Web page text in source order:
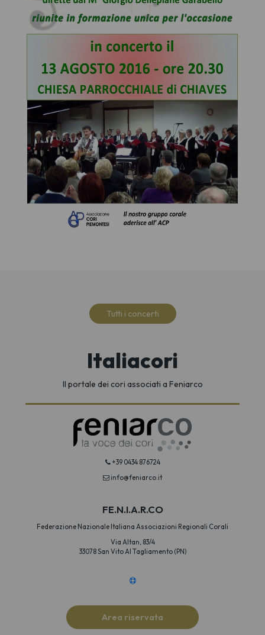
Tutti i concerti
Italiacori
Il portale dei cori associati a Feniarco
+39 0434 876724
info@feniarco.it
FE.N.I.A.R.CO
Federazione Nazionale Italiana Associazioni Regionali Corali
Via Altan, 83/4
33078 San Vito Al Tagliamento (PN)
Area riservata